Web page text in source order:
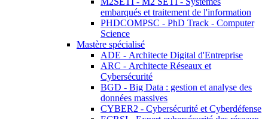
embarqués et traitement de l'information
PHDCOMPSC - PhD Track - Computer
Science
Mastère spécialisé
ADE - Architecte Digital d'Entreprise
ARC - Architecte Réseaux et
Cybersécurité
BGD - Big Data : gestion et analyse des
données massives
CYBER2 - Cybersécurité et Cyberdéfense